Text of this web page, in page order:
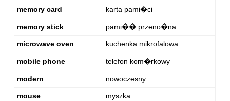
memory card karta pami�ci
memory stick pami�� przeno�na
microwave oven kuchenka mikrofalowa
mobile phone telefon kom�rkowy
modern nowoczesny
mouse myszka